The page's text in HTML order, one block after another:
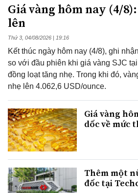
Giá vàng hôm nay (4/
lên
Thứ 3, 04/08/2026 | 19:16
Kết thúc ngày hôm nay (4/8), ghi
so với đầu phiên khi giá vàng SJC
đồng loạt tăng nhẹ. Trong khi đó,
nhẹ lên 4.062,6 USD/ounce.
Giá vàng
dốc về mức
Thêm một
đốc tại